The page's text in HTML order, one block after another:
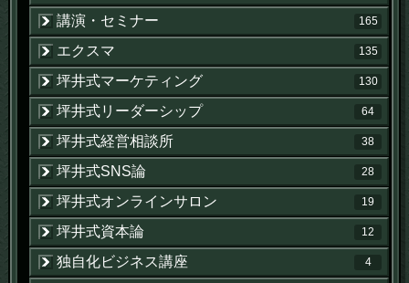
講演・セミナー 165
エクスマ 135
坪井式マーケティング 130
坪井式リーダーシップ 64
坪井式経営相談所 38
坪井式SNS論 28
坪井式オンラインサロン 19
坪井式資本論 12
独自化ビジネス講座 4